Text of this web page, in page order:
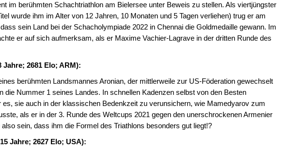
im berühmten Schachtriathlon am Bielersee unter Beweis zu stellen. Als viertjüngster
wurde ihm im Alter von 12 Jahren, 10 Monaten und 5 Tagen verliehen) trug er am
sein Land bei der Schacholympiade 2022 in Chennai die Goldmedaille gewann. Im
er auf sich aufmerksam, als er Maxime Vachier-Lagrave in der dritten Runde des
Jahre; 2681 Elo; ARM):
berühmten Landsmannes Aronian, der mittlerweile zur US-Föderation gewechselt
die Nummer 1 seines Landes. In schnellen Kadenzen selbst von den Besten
es, sie auch in der klassischen Bedenkzeit zu verunsichern, wie Mamedyarov zum
als er in der 3. Runde des Weltcups 2021 gegen den unerschrockenen Armenier
sein, dass ihm die Formel des Triathlons besonders gut liegt!?
Jahre; 2627 Elo; USA):